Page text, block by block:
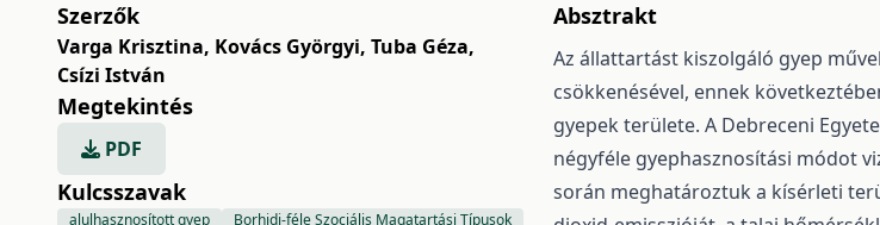
Szerzők
Varga Krisztina, Kovács Györgyi, Tuba Géza,
Csízi István
Megtekintés
PDF
Kulcsszavak
alulhasznosított gyep
Borhidi-féle Szociális Magatartási Típusok
Absztrakt
Az állattartást kiszolgáló gyep
csökkenésével, ennek
gyepek területe. A Debreceni
négyféle gyephasznosítási módot
során meghatároztuk a kísérleti